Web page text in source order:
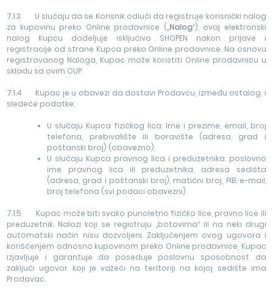
7.1.3 U slučaju da se Korisnik odluči da registruje korisnički nalog
za kupovinu preko Online prodavnice („Nalog“), ovaj elektronski
nalog Kupcu dodeljuje isključivo SHOPEN nakon prijave i
registracije od strane Kupca preko Online prodavnice. Na osnovu
registrovanog Naloga, Kupac može koristiti Online prodavnicu u
skladu sa ovim OUP.
7.1.4 Kupac je u obavezi da dostavi Prodavcu, između ostalog, i
sledeće podatke:
U slučaju Kupca fizičkog lica: Ime i prezime, email, broj
telefona, prebivalište ili boravište (adresa, grad i
poštanski broj) (obavezno),
U slučaju Kupca pravnog lica i preduzetnika: poslovno
ime pravnog lica ili preduzetnika, adresa sedišta
(adresa, grad i poštanski broj), matični broj, PIB, e-mail,
broj telefona (svi podaci obavezni).
7.1.5 Kupac može biti svako punoletno fizičko lice, pravno lice ili
preduzetnik. Nalozi koji se registruju „botovima“ ili na neki drugi
automatski način nisu dozvoljeni. Zaključenjem ovog ugovora i
korišćenjem odnosno kupovinom preko Online prodavnice, Kupac
izjavljuje i garantuje da poseduje poslovnu sposobnost da
zaključi ugovor koji je važeći na teritoriji na kojoj sedište ima
Prodavac.